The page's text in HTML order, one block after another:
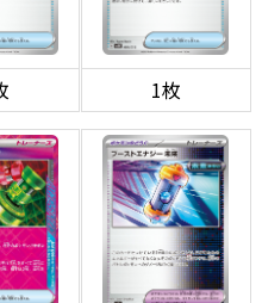
1枚